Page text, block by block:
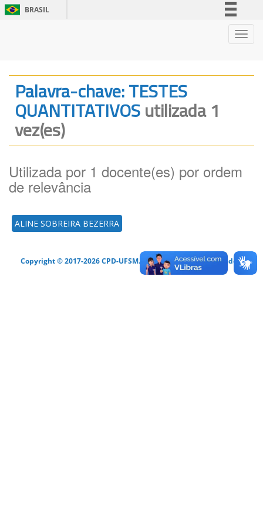
BRASIL
Legislação
Canais
Palavra-chave: TESTES
QUANTITATIVOSutilizada 1
vez(es)
Utilizada por 1 docente(es) por ordem
de relevância
ALINE SOBREIRA BEZERRA
Copyright © 2017-2026 CPD-UFSM. Todos os direitos reservados.